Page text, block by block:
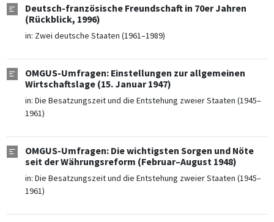
Deutsch-französische Freundschaft in 70er Jahren
(Rückblick, 1996)
in: Zwei deutsche Staaten (1961–1989)
OMGUS-Umfragen: Einstellungen zur allgemeinen
Wirtschaftslage (15. Januar 1947)
in: Die Besatzungszeit und die Entstehung zweier Staaten (1945–
1961)
OMGUS-Umfragen: Die wichtigsten Sorgen und Nöte
seit der Währungsreform (Februar–August 1948)
in: Die Besatzungszeit und die Entstehung zweier Staaten (1945–
1961)